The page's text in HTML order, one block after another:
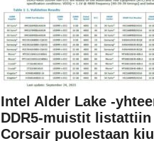
Virtuaalisesti järjestettävä Computex
käyntiin aamulla. Intelin oli...
Computex
Intel Alder Lake -
DDR5-muistit listattiin
Corsair puolestaan